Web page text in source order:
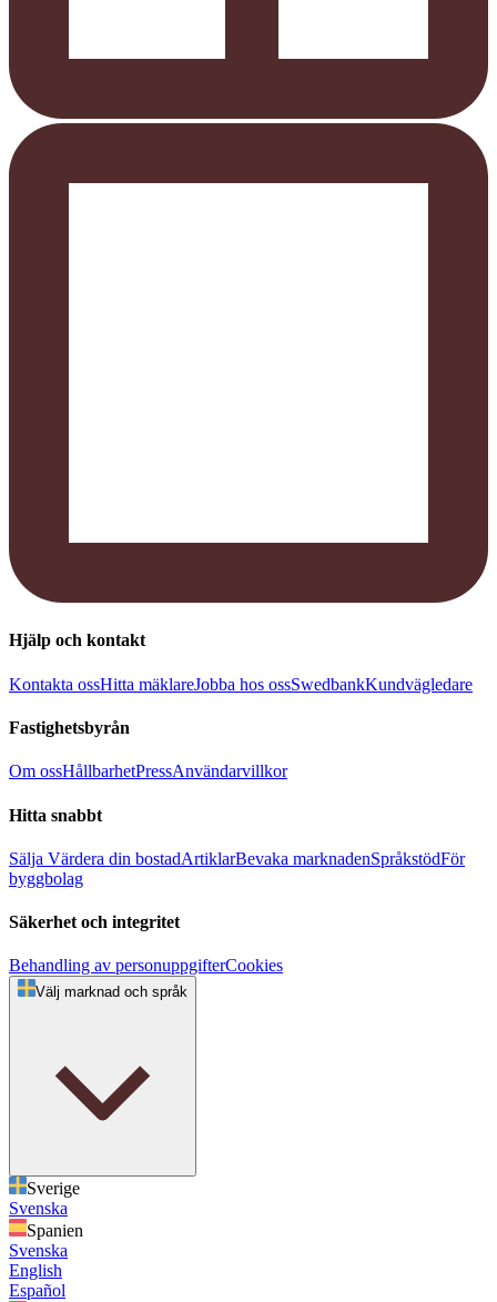
Hjälp och kontakt
Kontakta ossHitta mäklareJobba hos ossSwedbankKundvägledare
Fastighetsbyrån
Om ossHållbarhetPressAnvändarvillkor
Hitta snabbt
Sälja Värdera din bostadArtiklarBevaka marknadenSpråkstödFör
byggbolag
Säkerhet och integritet
Behandling av personuppgifterCookies
Välj marknad och språk
Sverige
Svenska
Spanien
Svenska
English
Español